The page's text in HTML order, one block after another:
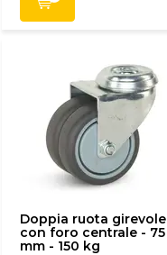
Doppia ruota girevole
con foro centrale - 75
mm - 150 kg